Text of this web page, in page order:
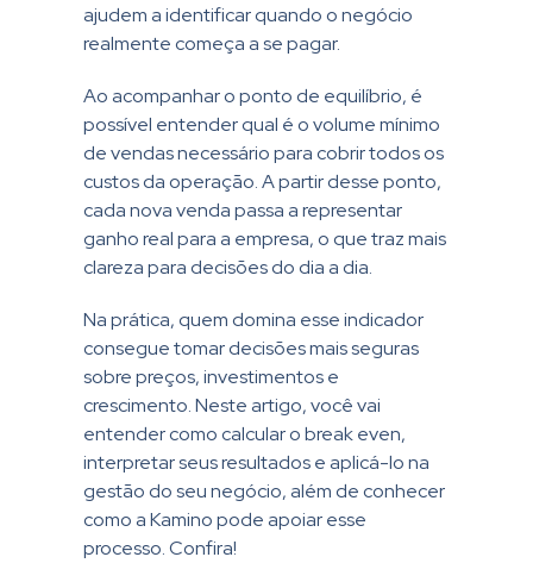
ajudem a identificar quando o negócio
realmente começa a se pagar.
Ao acompanhar o ponto de equilíbrio, é
possível entender qual é o volume mínimo
de vendas necessário para cobrir todos os
custos da operação. A partir desse ponto,
cada nova venda passa a representar
ganho real para a empresa, o que traz mais
clareza para decisões do dia a dia.
Na prática, quem domina esse indicador
consegue tomar decisões mais seguras
sobre preços, investimentos e
crescimento. Neste artigo, você vai
entender como calcular o break even,
interpretar seus resultados e aplicá-lo na
gestão do seu negócio, além de conhecer
como a Kamino pode apoiar esse
processo. Confira!